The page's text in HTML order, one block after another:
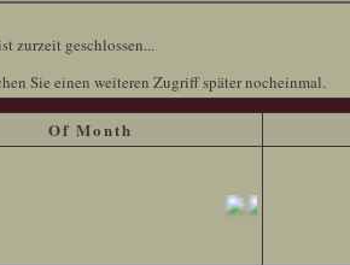
zurzeit geschlossen...
Sie einen weiteren Zugriff später nocheinmal.
Of Month